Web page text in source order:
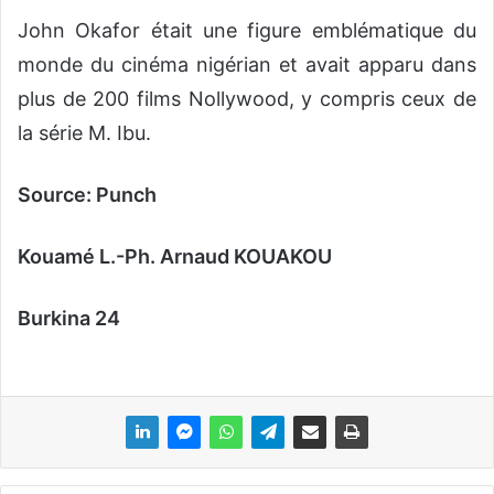
John Okafor était une figure emblématique du
monde du cinéma nigérian et avait apparu dans
plus de 200 films Nollywood, y compris ceux de
la série M. Ibu.
Source: Punch
Kouamé L.-Ph. Arnaud KOUAKOU
Burkina 24